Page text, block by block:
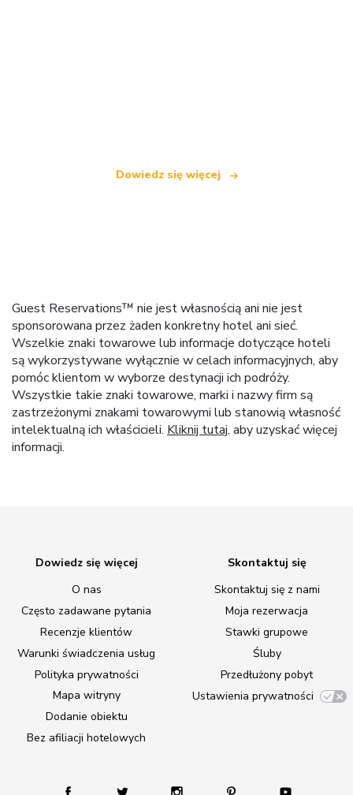
Dowiedz się więcej
Guest Reservations™ nie jest własnością ani nie jest
sponsorowana przez żaden konkretny hotel ani sieć.
Wszelkie znaki towarowe lub informacje dotyczące hoteli
są wykorzystywane wyłącznie w celach informacyjnych, aby
pomóc klientom w wyborze destynacji ich podróży.
Wszystkie takie znaki towarowe, marki i nazwy firm są
zastrzeżonymi znakami towarowymi lub stanowią własność
intelektualną ich właścicieli. Kliknij tutaj, aby uzyskać więcej
informacji.
Dowiedz się więcej
O nas
Często zadawane pytania
Recenzje klientów
Warunki świadczenia usług
Polityka prywatności
Mapa witryny
Dodanie obiektu
Bez afiliacji hotelowych
Skontaktuj się
Skontaktuj się z nami
Moja rezerwacja
Stawki grupowe
Śluby
Przedłużony pobyt
Ustawienia prywatności